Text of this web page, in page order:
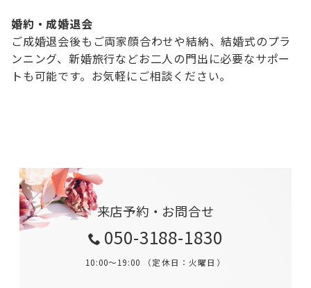
婚約・成婚退会
ご成婚退会後もご両家顔合わせや結納、結婚式のプラ
ンニング、新婚旅行などお二人の門出に必要なサポー
トも可能です。お気軽にご相談ください。
来店予約・お問合せ
050-3188-1830
10:00～19:00 （定休日：火曜日）